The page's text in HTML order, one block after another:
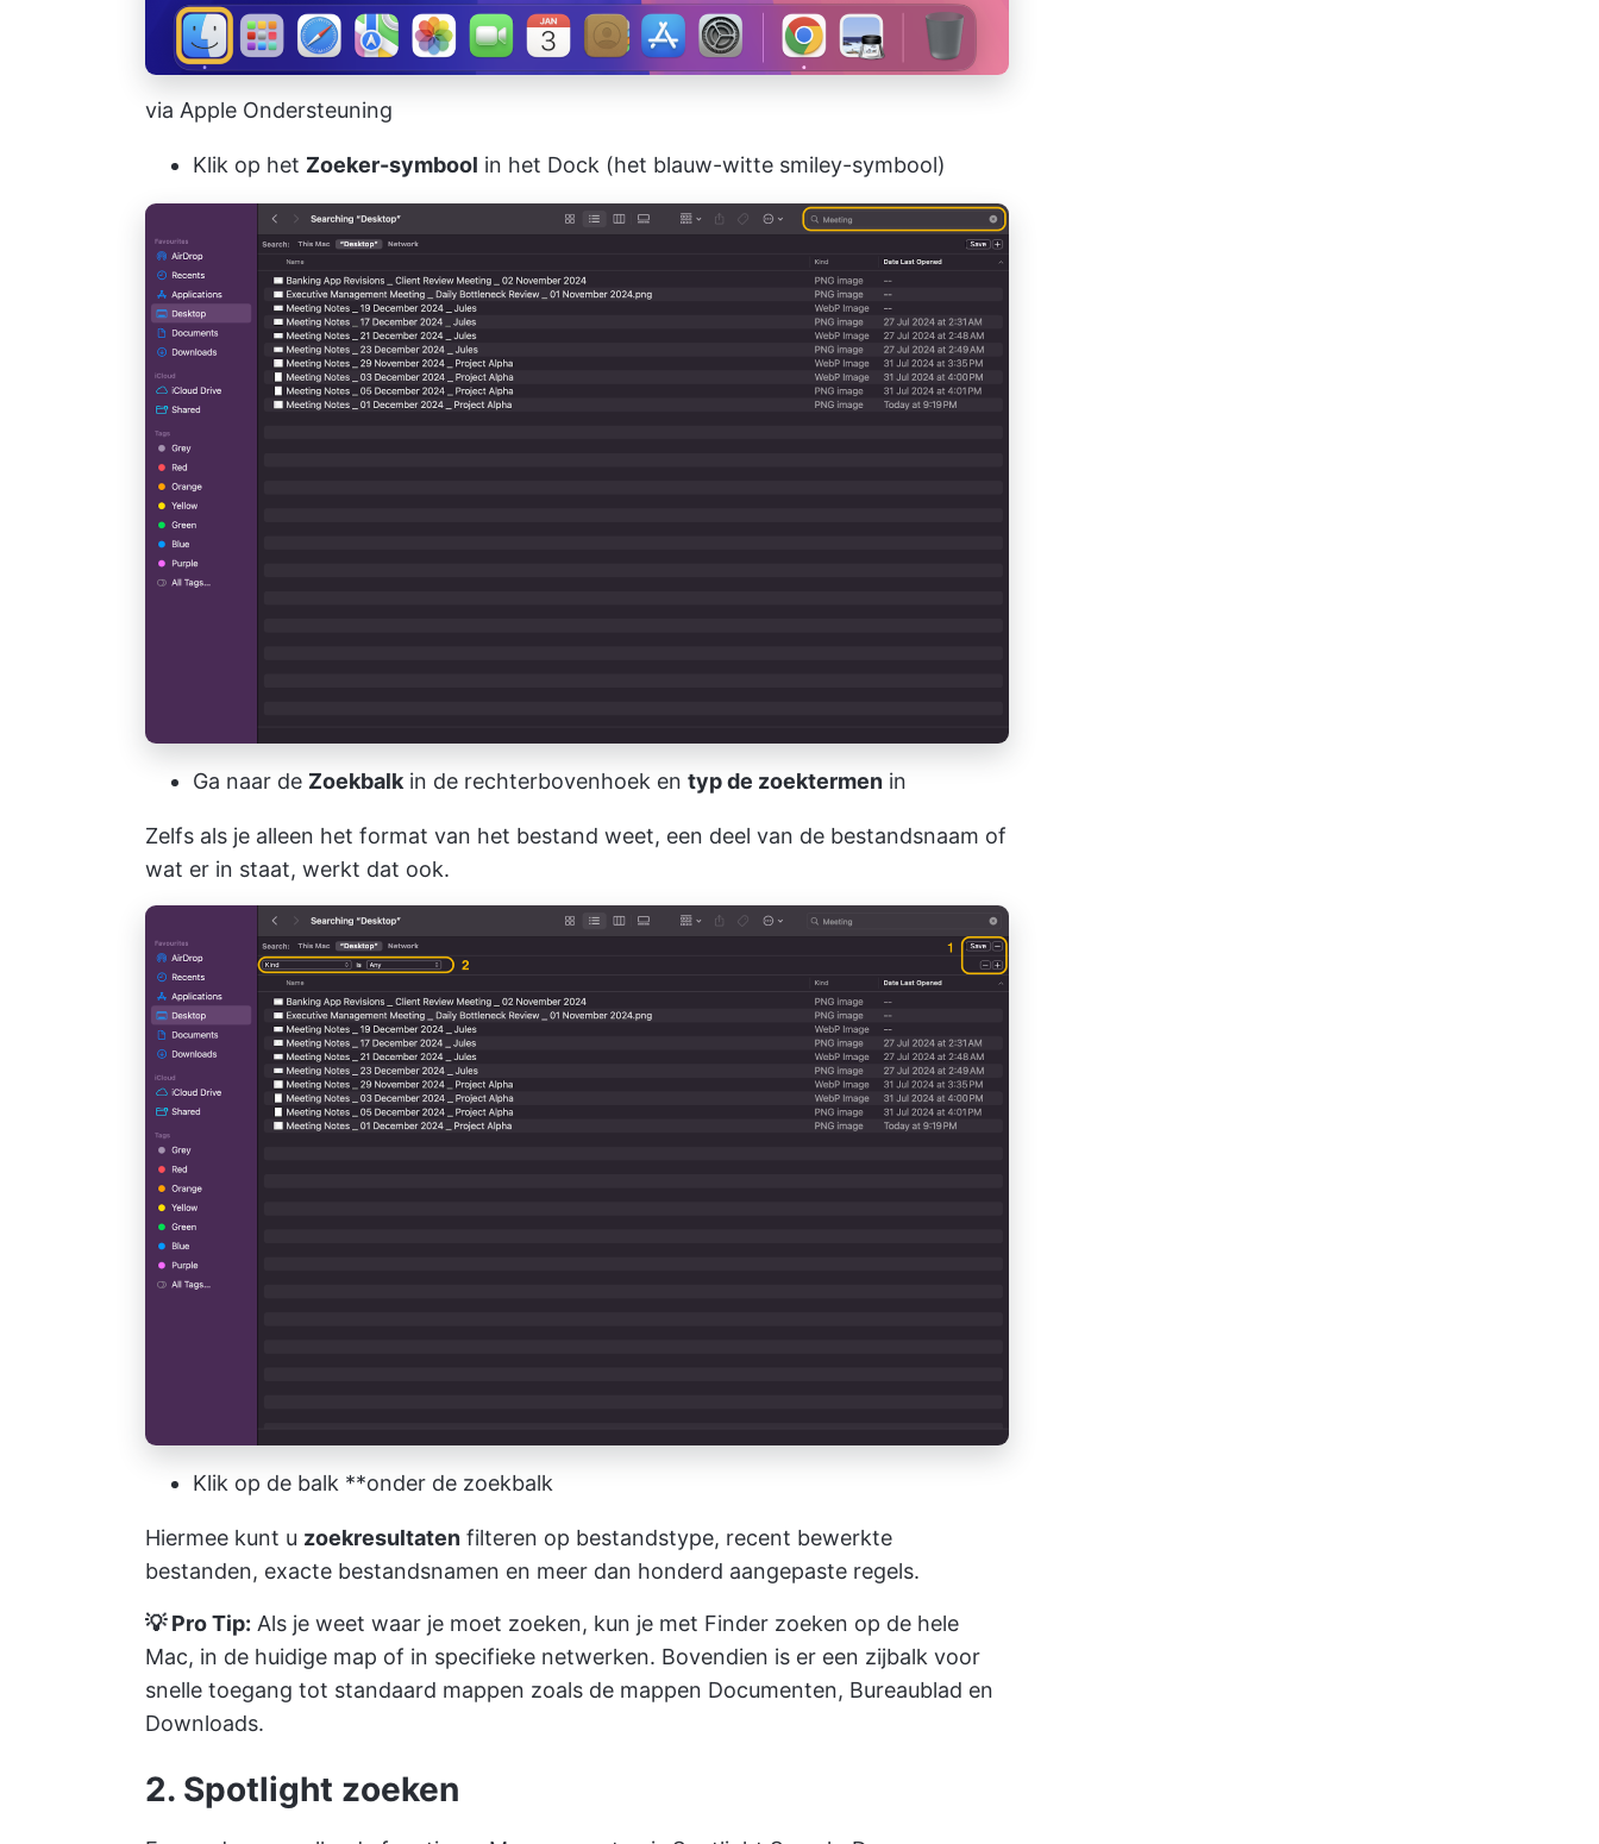
via Apple Ondersteuning
Klik op het Zoeker-symbool in het Dock (het blauw-witte smiley-symbool)
Ga naar de Zoekbalkin de rechterbovenhoek en typ de zoektermen in
Zelfs als je alleen het format van het bestand weet, een deel van de bestandsnaam of
wat er in staat, werkt dat ook.
Klik op de balk **onder de zoekbalk
Hiermee kunt u zoekresultaten filteren op bestandstype, recent bewerkte
bestanden, exacte bestandsnamen en meer dan honderd aangepaste regels.
💡 Pro Tip: Als je weet waar je moet zoeken, kun je met Finder zoeken op de hele
Mac, in de huidige map of in specifieke netwerken. Bovendien is er een zijbalk voor
snelle toegang tot standaard mappen zoals de mappen Documenten, Bureaublad en
Downloads.
2. Spotlight zoeken